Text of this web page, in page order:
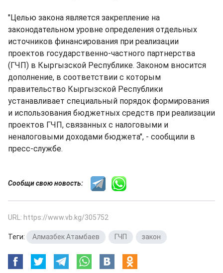
"Целью закона является закрепление на
законодательном уровне определения отдельных
источников финансирования при реализации
проектов государственно-частного партнерства
(ГЧП) в Кыргызской Республике. Законом вносится
дополнение, в соответствии с которым
правительство Кыргызской Республики
устанавливает специальный порядок формирования
и использования бюджетных средств при реализации
проектов ГЧП, связанных с налоговыми и
неналоговыми доходами бюджета", - сообщили в
пресс-службе.
Сообщи свою новость:
URL: https://www.vb.kg/305752
Теги: Алмазбек Атамбаев ГЧП закон